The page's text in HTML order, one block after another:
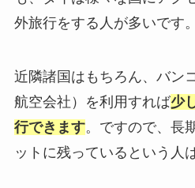
外旅行をする人が多いです。
近隣諸国はもちろん、バン
航空会社）を利用すれば少
行できます。ですので、長
ットに残っているという人